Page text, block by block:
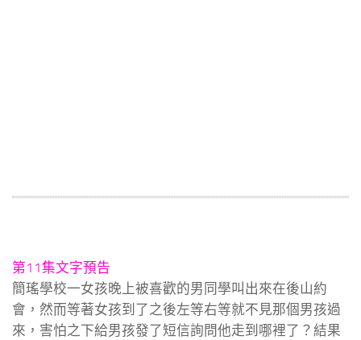
第11集文字預告
簡瑤學校一女孩晚上被喜歡的男同學叫出來在後山約
會，然而等著女孩到了之後左等右等就不見那個男孩過
來，害怕之下給男孩發了短信詢問他走到哪裡了？結果